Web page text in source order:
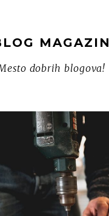
MAGAZIN
dobrih blogova!